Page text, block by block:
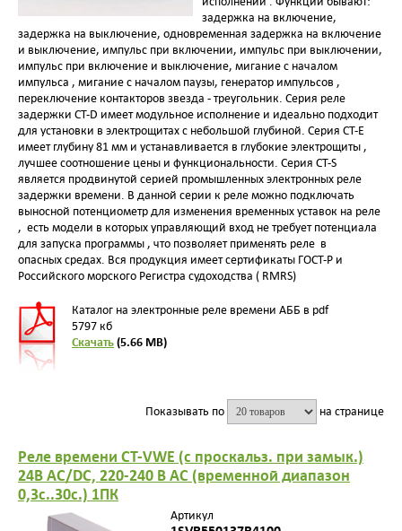
задержка на включение,
задержка на выключение, одновременная задержка на включение
и выключение, импульс при включении, импульс при выключении,
импульс при включение и выключение, мигание с началом
импульса , мигание с началом паузы, генератор импульсов ,
переключение контакторов звезда - треугольник. Серия реле
задержки CT-D имеет модульное исполнение и идеально подходит
для установки в электрощитах с небольшой глубиной. Серия CT-E
имеет глубину 81 мм и устанавливается в глубокие электрощиты ,
лучшее соотношение цены и функциональности. Серия CT-S
является продвинутой серией промышленных электронных реле
задержки времени. В данной серии к реле можно подключать
выносной потенциометр для изменения временных уставок на реле
, есть модели в которых управляющий вход не требует потенциала
для запуска программы , что позволяет применять реле в
опасных средах. Вся продукция имеет сертификаты ГОСТ-Р и
Российского морского Регистра судоходства ( RMRS)
Каталог на электронные реле времени АББ в pdf
5797 кб
Скачать(5.66 MB)
Показывать по на странице
Реле времени CT-VWE (с проскальз. при замык.)
24B AC/DС, 220-240 В AC (временной диапазон
0,3с..30с.) 1ПК
Артикул